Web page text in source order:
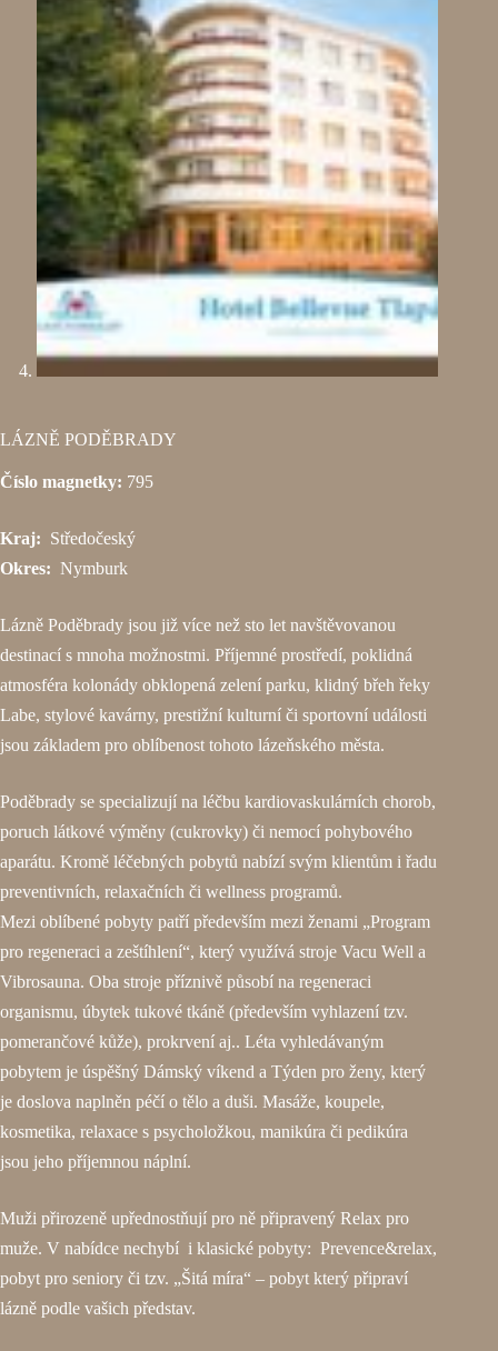
LÁZNĚ PODĚBRADY
Číslo magnetky: 795
Kraj: Středočeský
Okres: Nymburk
Lázně Poděbrady jsou již více než sto let navštěvovanou
destinací s mnoha možnostmi. Příjemné prostředí, poklidná
atmosféra kolonády obklopená zelení parku, klidný břeh řeky
Labe, stylové kavárny, prestižní kulturní či sportovní události
jsou základem pro oblíbenost tohoto lázeňského města.
Poděbrady se specializují na léčbu kardiovaskulárních chorob,
poruch látkové výměny (cukrovky) či nemocí pohybového
aparátu. Kromě léčebných pobytů nabízí svým klientům i řadu
preventivních, relaxačních či wellness programů.
Mezi oblíbené pobyty patří především mezi ženami „Program
pro regeneraci a zeštíhlení“, který využívá stroje Vacu Well a
Vibrosauna. Oba stroje příznivě působí na regeneraci
organismu, úbytek tukové tkáně (především vyhlazení tzv.
pomerančové kůže), prokrvení aj.. Léta vyhledávaným
pobytem je úspěšný Dámský víkend a Týden pro ženy, který
je doslova naplněn péčí o tělo a duši. Masáže, koupele,
kosmetika, relaxace s psycholožkou, manikúra či pedikúra
jsou jeho příjemnou náplní.
Muži přirozeně upřednostňují pro ně připravený Relax pro
muže. V nabídce nechybí i klasické pobyty: Prevence&relax,
pobyt pro seniory či tzv. „Šitá míra“ – pobyt který připraví
lázně podle vašich představ.